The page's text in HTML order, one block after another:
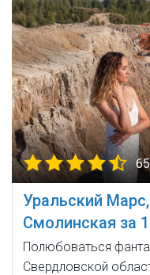
Уральский
Смолинская за
Полюбоваться
Свердловской